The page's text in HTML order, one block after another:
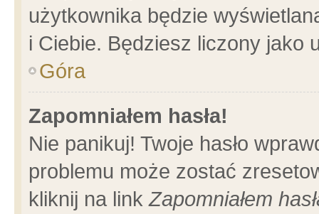
użytkownika będzie
i Ciebie. Będziesz liczony jako
Góra
Zapomniałem hasła!
Nie panikuj! Twoje hasło
problemu może zostać
kliknij na linkZapomniałem